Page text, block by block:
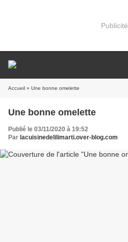
Publicité
Accueil » Une bonne omelette
Une bonne omelette
Publié le 03/11/2020 à 19:52
Par lacuisinedelilimarti.over-blog.com